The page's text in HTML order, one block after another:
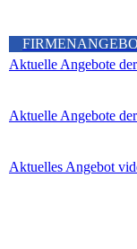
Aktuelle Angebote
Aktuelle Angebote
Aktuelles Angebot